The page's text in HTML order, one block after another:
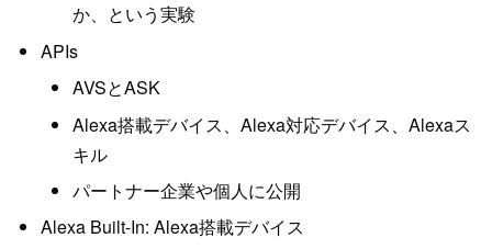
か、という実験
APIs
AVSとASK
Alexa搭載デバイス、Alexa対応デバイス、Alexaス
キル
パートナー企業や個人に公開
Alexa Built-In: Alexa搭載デバイス